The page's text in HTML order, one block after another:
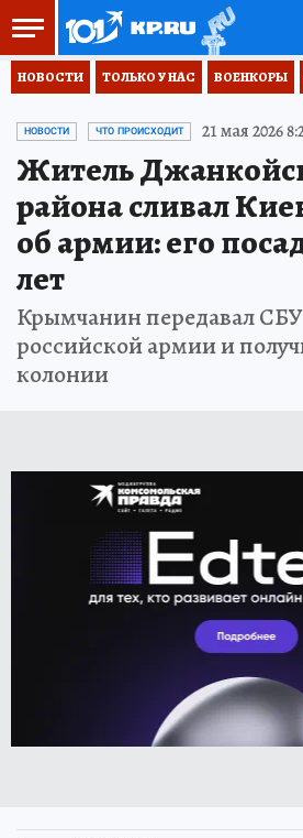
НОВОСТИ ТОЛЬКО У НАС ВОЕНКОРЫ
НОВОСТИ ЧТО ПРОИСХОДИТ 21 мая 2026
Житель
района сливал
об армии: его
лет
Крымчанин передавал
российской армии и
колонии